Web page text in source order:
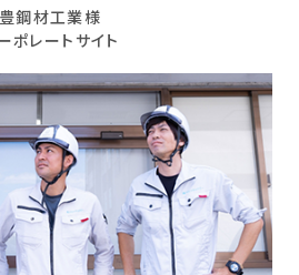
豊鋼材工業様
ポレートサイト